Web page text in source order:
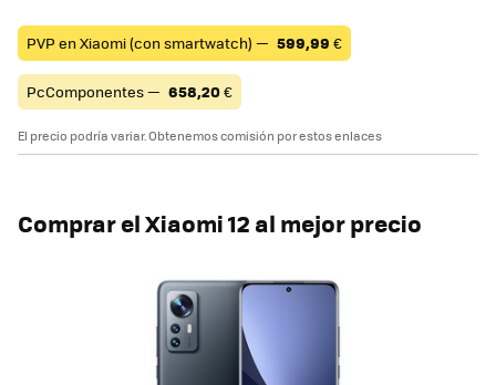
PVP en Xiaomi (con smartwatch) — 599,99 €
PcComponentes — 658,20€
El precio podría variar. Obtenemos comisión por estos enlaces
Comprar el Xiaomi 12 al mejor precio